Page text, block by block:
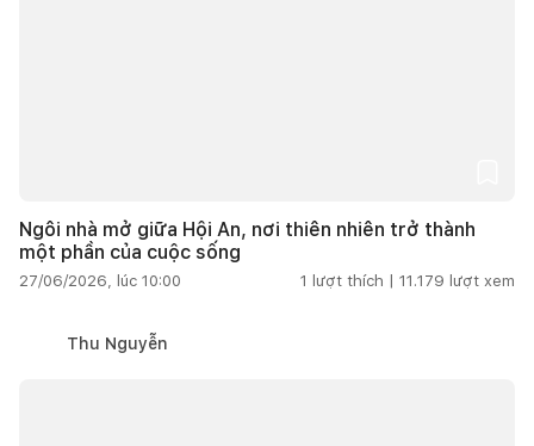
Ngôi nhà mở giữa Hội An, nơi thiên nhiên trở thành
một phần của cuộc sống
27/06/2026, lúc 10:00 1 lượt thích | 11.179 lượt xem
Thu Nguyễn